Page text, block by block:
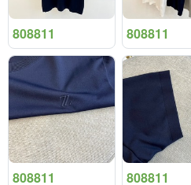
808811 808811
808811 808811